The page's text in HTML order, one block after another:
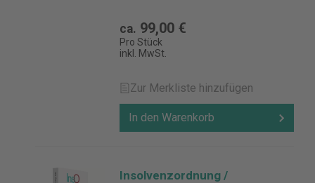
ca. 99,00 €
Pro Stück
inkl. MwSt.
Zur Merkliste hinzufügen
In den Warenkorb
Insolvenzordnung /